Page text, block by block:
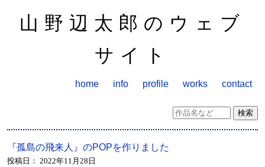
山野辺太郎のウェブ
サイト
home info profile works contact
『孤島の飛来人』のPOPを作りました
投稿日： 2022年11月28日